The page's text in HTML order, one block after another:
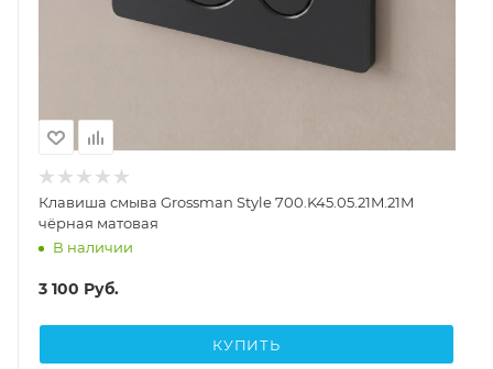
Клавиша смыва Grossman Style 700.K45.05.21M.21M
чёрная матовая
В наличии
3 100 Руб.
КУПИТЬ